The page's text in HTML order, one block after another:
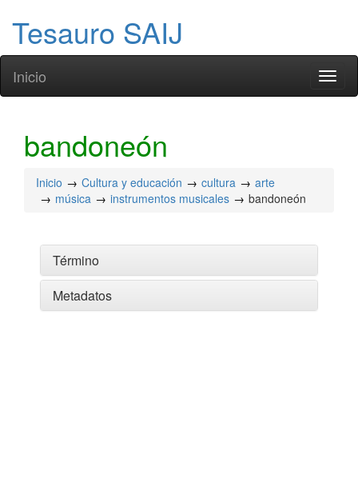
Tesauro SAIJ
Inicio
bandoneón
Inicio Cultura y educación cultura
arte
música
instrumentos musicales bandoneón
Término
Metadatos